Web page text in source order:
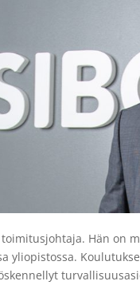
Hän on
yliopistossa.